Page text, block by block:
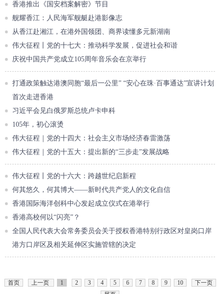
香港推出《国安档案解密》节目
舰耀香江：人民海军舰艇赴港影像志
从香江赴湘江，在港外国领团、商界读懂多元新湖南
伟大征程丨党的十七大：推动科学发展，促进社会和谐
庆祝中国共产党成立105周年音乐会在京举行
打通政策触达港澳同胞“最后一公里” “安心在珠·百事通达”宣讲计划
首次走进香港
习近平会见白俄罗斯总统卢卡申科
105年，初心滚烫
伟大征程｜党的十四大：社会主义市场经济春雷激荡
伟大征程｜党的十五大：提出新的“三步走”发展战略
伟大征程丨党的十六大：跨越世纪启新程
何其悠久，何其博大——新时代共产党人的文化自信
香港国际海洋创科中心发起成立仪式在港举行
香港高校何以“闪亮”？
全国人民代表大会常务委员会关于授权香港特别行政区对皇岗口岸
港方口岸区及相关延伸区实施管辖的决定
首页 上一页 1 2 3 4 5 6 7 8 9 10
下一页